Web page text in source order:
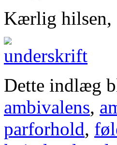
Kærlig hilsen,
Dette indlæg
ambivalens,
parforhold,